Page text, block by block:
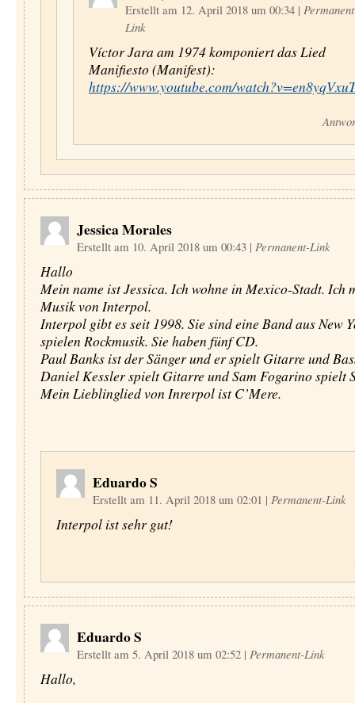
Erstellt am 12. April 2018 um 00:34 |
Link
Víctor Jara am 1974 komponiert das Lied
Manifiesto (Manifest):
https://www.youtube.com/
Jessica Morales
Erstellt am 10. April 2018 um 00:43 | Permanent-Link
Hallo
Mein name ist Jessica. Ich wohne in Mexico-Stadt. Ich
Musik von Interpol.
Interpol gibt es seit 1998. Sie sind eine Band aus New
spielen Rockmusik. Sie haben fünf CD.
Paul Banks ist der Sänger und er spielt Gitarre und
Daniel Kessler spielt Gitarre und Sam Fogarino spielt
Mein Lieblinglied von Inrerpol ist C’Mere.
Eduardo S
Erstellt am 11. April 2018 um 02:01 | Permanent-Link
Interpol ist sehr gut!
Eduardo S
Erstellt am 5. April 2018 um 02:52 | Permanent-Link
Hallo,